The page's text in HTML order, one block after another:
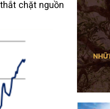
chặt nguồn